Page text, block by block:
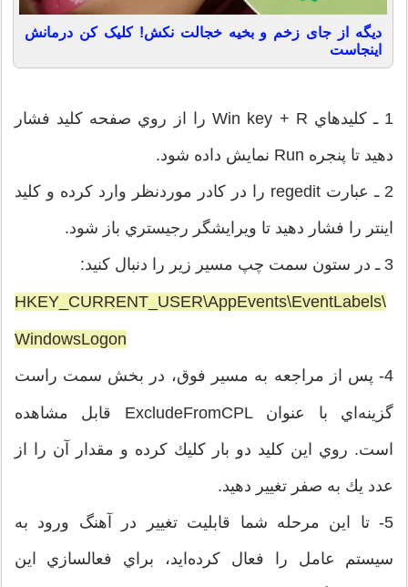
دیگه از جای زخم و بخیه خجالت نکش! کلیک کن درمانش
اینجاست
1 ـ كليدهاي Win key + R را از روي صفحه ‌كليد فشار
دهيد تا پنجره Run نمايش داده شود.
2 ـ عبارت regedit را در كادر موردنظر وارد كرده و كليد
اينتر را فشار دهيد تا ويرايشگر رجيستري باز شود.
3 ـ در ستون سمت چپ مسير زير را دنبال كنيد:
HKEY_CURRENT_USER\AppEvents\EventLabels\
WindowsLogon
4- پس از مراجعه به مسير
فوق، در بخش سمت راست
گزينه‌اي با عنوان ExcludeFromCPL قابل مشاهده
است. روي اين كليد دو بار كليك كرده و مقدار آن را از
عدد يك به صفر تغيير دهيد.
5- تا اين مرحله شما قابليت تغيير در آهنگ ورود به
سيستم‌ عامل را فعال كرده‌ايد، براي فعالسازي اين